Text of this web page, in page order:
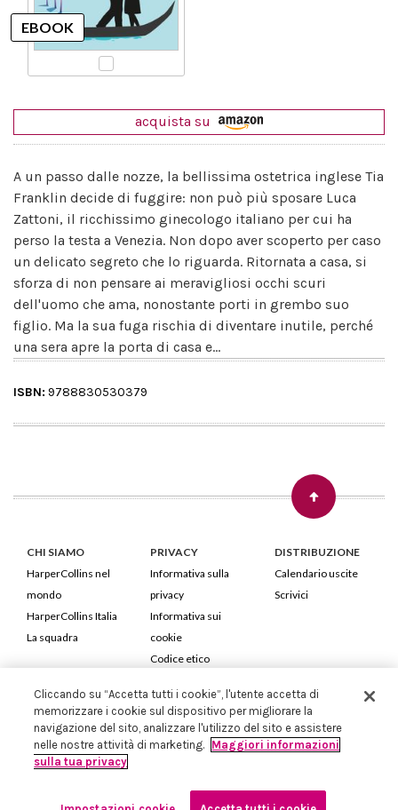
acquista su
A un passo dalle nozze, la bellissima ostetrica inglese Tia
Franklin decide di fuggire: non può più sposare Luca
Zattoni, il ricchissimo ginecologo italiano per cui ha
perso la testa a Venezia. Non dopo aver scoperto per caso
un delicato segreto che lo riguarda. Ritornata a casa, si
sforza di non pensare ai meravigliosi occhi scuri
dell'uomo che ama, nonostante porti in grembo suo
figlio. Ma la sua fuga rischia di diventare inutile, perché
una sera apre la porta di casa e...
ISBN: 9788830530379
CHI SIAMO
HarperCollins nel
mondo
HarperCollins Italia
La squadra
PRIVACY
Informativa sulla
privacy
Informativa sui
cookie
Codice etico
DISTRIBUZIONE
Calendario uscite
Scrivici
HarperCollins Italia S.p.A. Viale Monte Nero, 84 - 20135 Milano
Cod. Fiscale e P.IVA 05946780151 - Capitale Sociale 258.250 €
Iscritta in Milano al Registro delle imprese nr.198004 e REA nr.1051898
Cliccando su “Accetta tutti i cookie”, l'utente accetta di
memorizzare i cookie sul dispositivo per migliorare la
navigazione del sito, analizzare l'utilizzo del sito e assistere
nelle nostre attività di marketing. Maggiori informazioni
sulla tua privacy